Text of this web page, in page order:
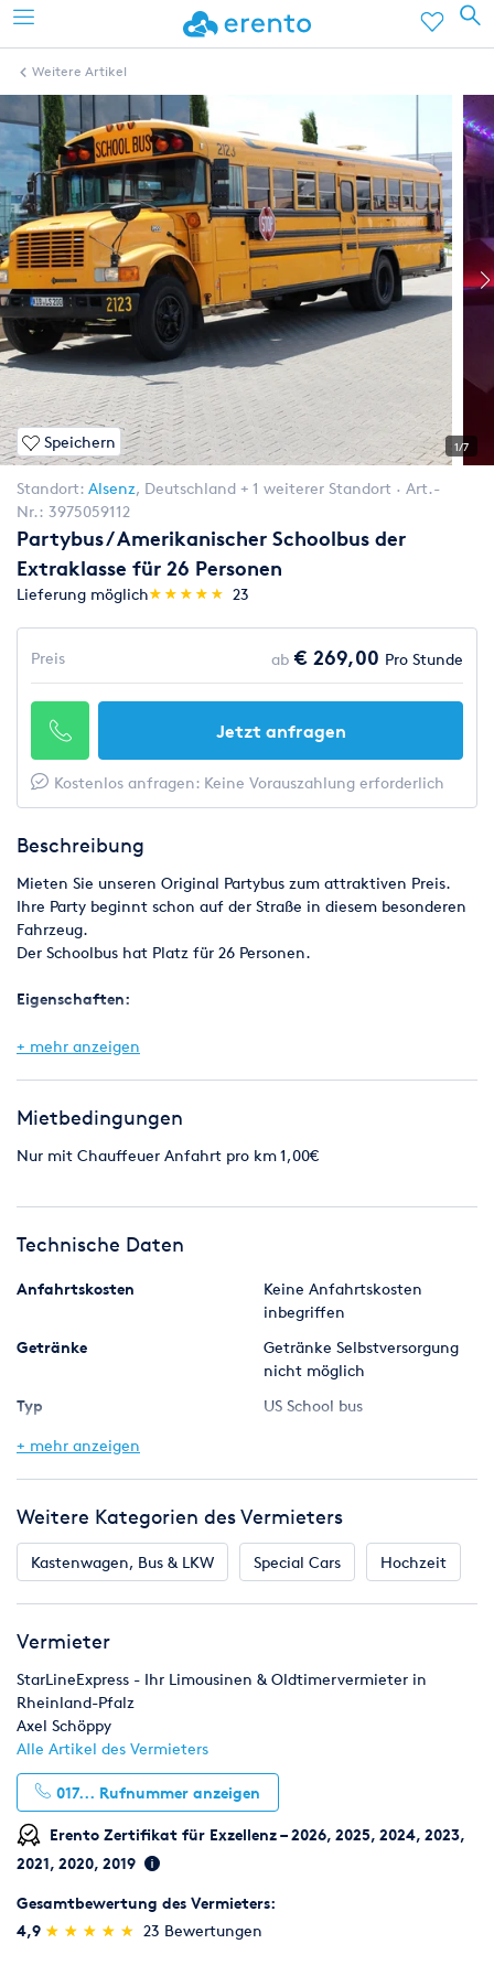
Weitere Artikel
Speichern 1/7
Standort: Alsenz, Deutschland + 1 weiterer Standort
Art.-
Nr.: 3975059112
Partybus / Amerikanischer Schoolbus der
Extraklasse für 26 Personen
Lieferung möglich(*)
★
★
(*)★
★
(*) ★
★
(*) ★
★
(*) ★
★ 23
Preis ab € 269,00 Pro Stunde
Jetzt anfragen
Kostenlos anfragen: Keine Vorauszahlung erforderlich
Beschreibung
Mieten Sie unseren Original Partybus zum attraktiven Preis.
Ihre Party beginnt schon auf der Straße in diesem besonderen
Fahrzeug.
Der Schoolbus hat Platz für 26 Personen.
Eigenschaften:
Sounsystem
Discofloor
und vieles mehr.
Bei Interesse an unserem Partybus oder Fragen zur Anmietung
+ mehr anzeigen
Mietbedingungen
Nur mit Chauffeuer Anfahrt pro km 1,00€
Technische Daten
Anfahrtskosten
Keine Anfahrtskosten
inbegriffen
Getränke
Getränke Selbstversorgung
nicht möglich
Typ
US School bus
Personen
+ mehr anzeigen
Weitere Kategorien des Vermieters
Kastenwagen, Bus & LKW Special Cars Hochzeit
Vermieter
StarLineExpress - Ihr Limousinen & Oldtimervermieter in
Rheinland-Pfalz
Axel Schöppy
Alle Artikel des Vermieters
017... Rufnummer anzeigen
Erento Zertifikat für Exzellenz – 2026, 2025, 2024, 2023,
2021, 2020, 2019
Gesamtbewertung des Vermieters:
4,9 (*)
★
★
(*) ★
★
(*) ★
★
(*) ★
★
(*) ★
★ 23 Bewertungen